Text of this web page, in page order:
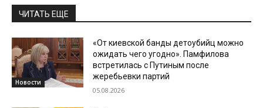
ЧИТАТЬ ЕЩЕ
Новости
«От киевской банды детоубийц можно
ожидать чего угодно». Памфилова
встретилась с Путиным после
жеребьевки партий
05.08.2026